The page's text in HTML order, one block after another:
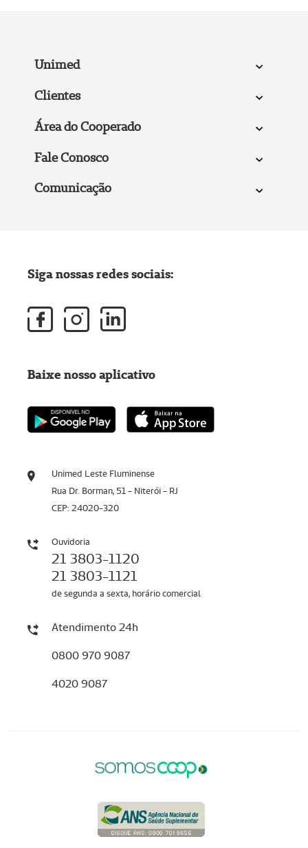
Unimed
Clientes
Área do Cooperado
Fale Conosco
Comunicação
Unimed Leste Fluminense
Rua Dr. Borman, 51 - Niterói - RJ
CEP: 24020-320
Ouvidoria
21 3803-1120
21 3803-1121
de segunda a sexta, horário comercial
Atendimento 24h
0800 970 9087
4020 9087
Siga nossas redes sociais:
Baixe nosso aplicativo